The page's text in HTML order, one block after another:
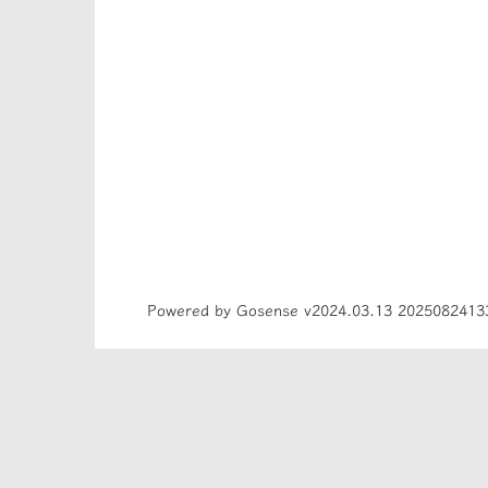
Powered by Gosense v2024.03.13